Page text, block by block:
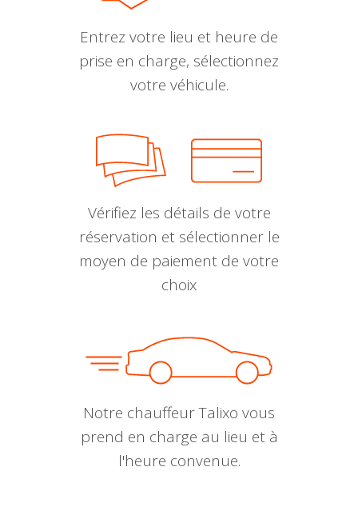
Entrez votre lieu et heure de
prise en charge, sélectionnez
votre véhicule.
Vérifiez les détails de votre
réservation et sélectionner le
moyen de paiement de votre
choix
Notre chauffeur Talixo vous
prend en charge au lieu et à
l'heure convenue.